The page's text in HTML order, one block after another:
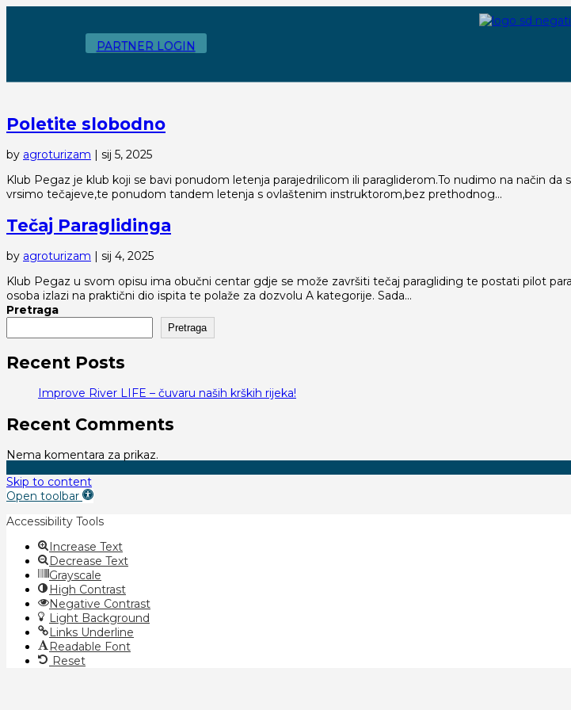
PARTNER LOGIN
Poletite slobodno
by agroturizam
sij 5, 2025
Klub Pegaz je klub koji se bavi ponudom letenja parajedrilicom ili paragliderom.To nudimo na način
vrsimo tečajeve,te ponudom tandem letenja s ovlaštenim instruktorom,bez prethodnog...
Tečaj Paraglidinga
by agroturizam | sij 4, 2025
Klub Pegaz u svom opisu ima obučni centar gdje se može završiti tečaj paragliding te postati pilot
osoba izlazi na praktični dio ispita te polaže za dozvolu A kategorije. Sada...
Pretraga
Pretraga
Recent Posts
Improve River LIFE – čuvaru naših krških rijeka!
Recent Comments
Nema komentara za prikaz.
Skip to content
Open toolbar
Accessibility Tools
Increase Text
Decrease Text
Grayscale
High Contrast
Negative Contrast
Light Background
Links Underline
Readable Font
Reset